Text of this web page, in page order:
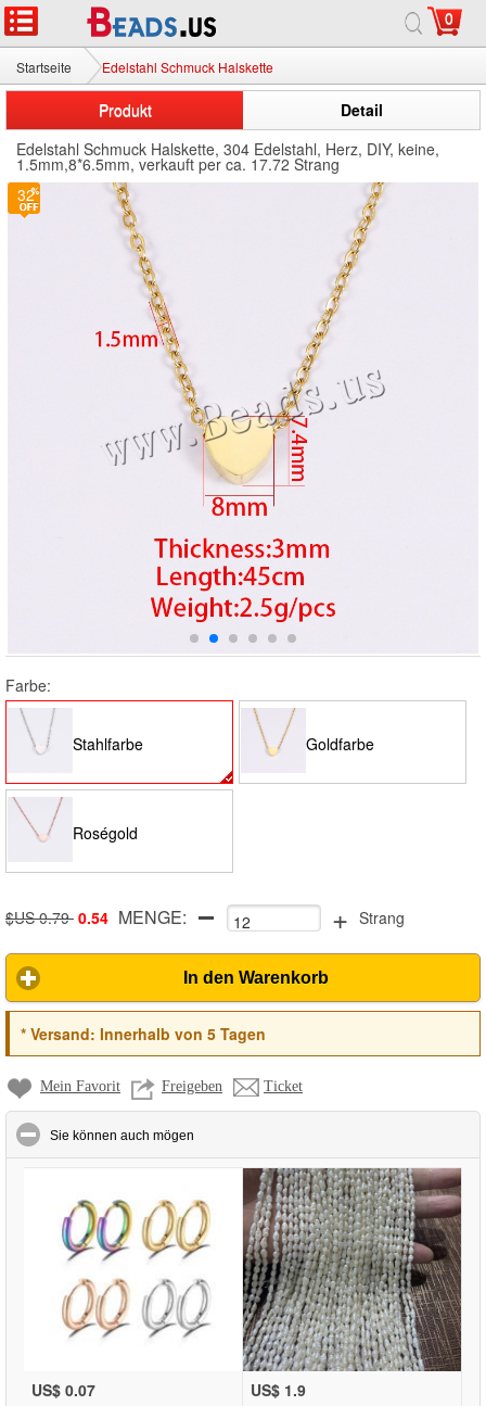
0
Startseite Edelstahl Schmuck Halskette
Produkt
Detail
Edelstahl Schmuck Halskette, 304 Edelstahl, Herz, DIY, keine,
1.5mm,8*6.5mm, verkauft per ca. 17.72 Strang
Farbe:
Stahlfarbe Goldfarbe
Roségold
$US 0.79 0.54 MENGE: + Strang
In den Warenkorb
*Versand: Innerhalb von 5 Tagen
Mein Favorit Freigeben Ticket
Sie können auch mögen
US$ 0.07 US$ 1.9